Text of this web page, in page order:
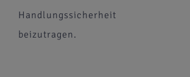
Handlungssicherheit
beizutragen.